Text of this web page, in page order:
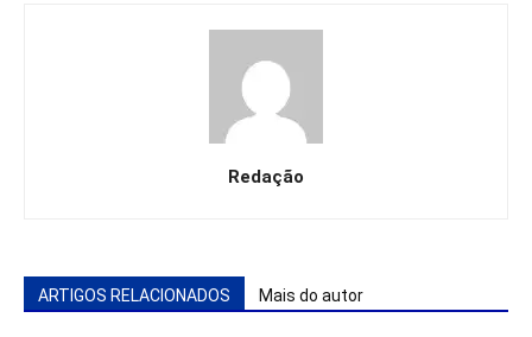
Redação
ARTIGOS RELACIONADOS Mais do autor